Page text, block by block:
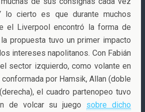
lo cierto es que durante muchos
el Liverpool encontró la forma de
propuesta tuvo un primer impacto
intereses napolitanos. Con Fabián
sector izquierdo, como volante en
por Hamsik, Allan (doble
el cuadro partenopeo tuvo
de volcar su juego sobre dicho